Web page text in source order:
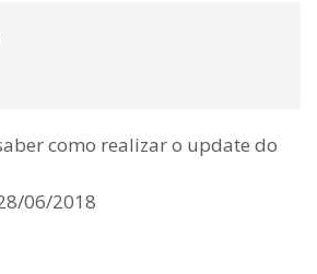
como realizar o update do
06/2018